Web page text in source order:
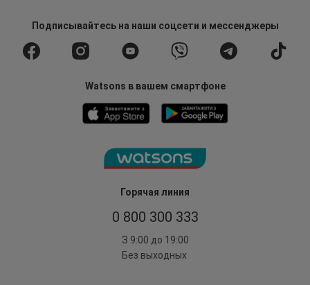
Горячая линия
0 800 300 333
З 9:00 до 19:00
Без выходных
Подписывайтесьна наши соцсети и мессенджеры
Watsons в вашем смартфоне